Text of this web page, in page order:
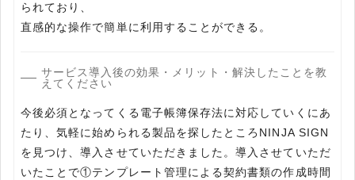
られており、
サービス導入後の効果・メリット・解決したことを教
えてください
今後必須となってくる電子帳簿保存法に対応していくにあ
たり、気軽に始められる製品を探したところNINJA SIGN
を見つけ、導入させていただきました。導入させていただ
いたことで①テンプレート管理による契約書類の作成時間